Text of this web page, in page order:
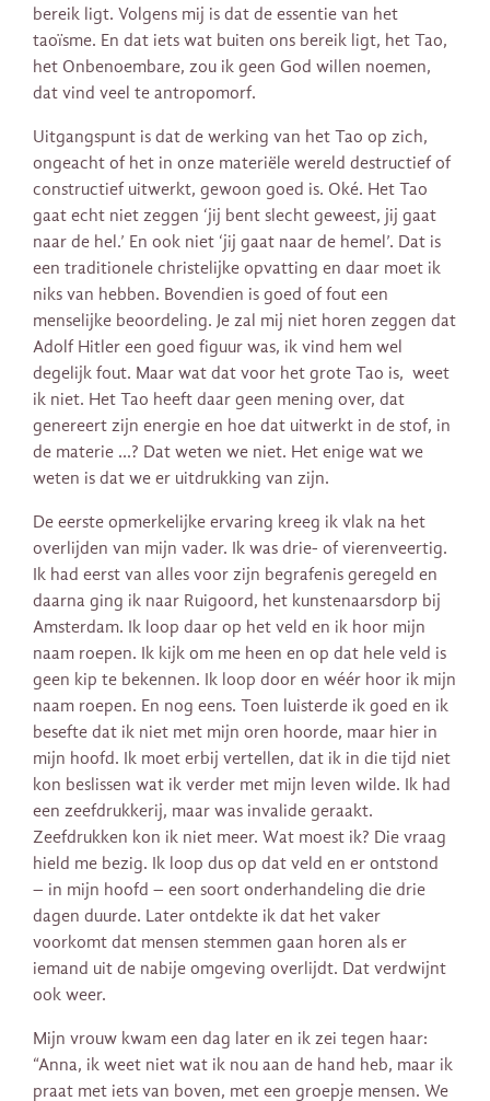
bereik ligt. Volgens mij is dat de essentie van het
taoïsme. En dat iets wat buiten ons bereik ligt, het Tao,
het Onbenoembare, zou ik geen God willen noemen,
dat vind veel te antropomorf.
Uitgangspunt is dat de werking van het Tao op zich,
ongeacht of het in onze materiële wereld destructief of
constructief uitwerkt, gewoon goed is. Oké. Het Tao
gaat echt niet zeggen ‘jij bent slecht geweest, jij gaat
naar de hel.’ En ook niet ‘jij gaat naar de hemel’. Dat is
een traditionele christelijke opvatting en daar moet ik
niks van hebben. Bovendien is goed of fout een
menselijke beoordeling. Je zal mij niet horen zeggen dat
Adolf Hitler een goed figuur was, ik vind hem wel
degelijk fout. Maar wat dat voor het grote Tao is, weet
ik niet. Het Tao heeft daar geen mening over, dat
genereert zijn energie en hoe dat uitwerkt in de stof, in
de materie …? Dat weten we niet. Het enige wat we
weten is dat we er uitdrukking van zijn.
De eerste opmerkelijke ervaring kreeg ik vlak na het
overlijden van mijn vader. Ik was drie- of vierenveertig.
Ik had eerst van alles voor zijn begrafenis geregeld en
daarna ging ik naar Ruigoord, het kunstenaarsdorp bij
Amsterdam. Ik loop daar op het veld en ik hoor mijn
naam roepen. Ik kijk om me heen en op dat hele veld is
geen kip te bekennen. Ik loop door en wéér hoor ik mijn
naam roepen. En nog eens. Toen luisterde ik goed en ik
besefte dat ik niet met mijn oren hoorde, maar hier in
mijn hoofd. Ik moet erbij vertellen, dat ik in die tijd niet
kon beslissen wat ik verder met mijn leven wilde. Ik had
een zeefdrukkerij, maar was invalide geraakt.
Zeefdrukken kon ik niet meer. Wat moest ik? Die vraag
hield me bezig. Ik loop dus op dat veld en er ontstond
– in mijn hoofd – een soort onderhandeling die drie
dagen duurde. Later ontdekte ik dat het vaker
voorkomt dat mensen stemmen gaan horen als er
iemand uit de nabije omgeving overlijdt. Dat verdwijnt
ook weer.
Mijn vrouw kwam een dag later en ik zei tegen haar:
“Anna, ik weet niet wat ik nou aan de hand heb, maar ik
praat met iets van boven, met een groepje mensen. We